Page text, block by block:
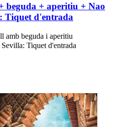
beguda + aperitiu + Nao
Tiquet d'entrada
amb beguda i aperitiu
Tiquet d'entrada